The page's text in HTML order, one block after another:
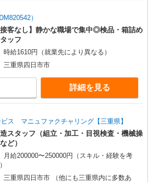
）
接客なし】静かな職場で集中◎検品・箱詰め
ッフ
時給1610円（就業先により異なる）
三重県四日市市
詳細を見る
ス マニュファクチャリング【三重県】
スタッフ（組立・加工・目視検査・機械操
ど）
月給200000〜250000円（スキル・経験を考
三重県四日市市 （他にも三重県内に多数あ